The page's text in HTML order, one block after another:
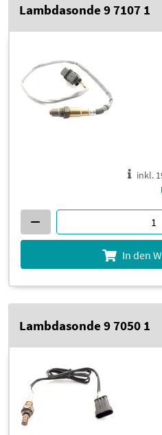
Lambdasonde 9 7107 1
inkl.
In den
Lambdasonde 9 7050 1